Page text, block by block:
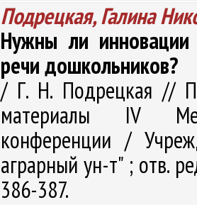
Подрецкая, Галина
Нужны ли инновации
речи дошкольников?
/ Г. Н. Подрецкая //
материалы IV
конференции /
аграрный ун-т" ; отв.
386-387.